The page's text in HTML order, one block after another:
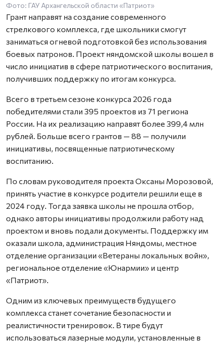
Фото: ГАУ Архангельской области «Патриот»
Грант направят на создание современного
стрелкового комплекса, где школьники смогут
заниматься огневой подготовкой без использования
боевых патронов. Проект няндомской школы вошел в
число инициатив в сфере патриотического воспитания,
получивших поддержку по итогам конкурса.
Всего в третьем сезоне конкурса 2026 года
победителями стали 395 проектов из 71 региона
России. На их реализацию направят более 399,4 млн
рублей. Больше всего грантов — 88 — получили
инициативы, посвященные патриотическому
воспитанию.
По словам руководителя проекта Оксаны Морозовой,
принять участие в конкурсе родители решили еще в
2024 году. Тогда заявка школы не прошла отбор,
однако авторы инициативы продолжили работу над
проектом и вновь подали документы. Поддержку им
оказали школа, администрация Няндомы, местное
отделение организации «Ветераны локальных войн»,
региональное отделение «Юнармии» и центр
«Патриот».
Одним из ключевых преимуществ будущего
комплекса станет сочетание безопасности и
реалистичности тренировок. В тире будут
использоваться лазерные модули, установленные в